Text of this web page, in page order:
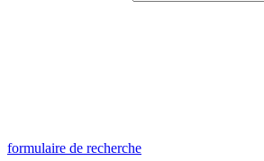
formulaire de recherche